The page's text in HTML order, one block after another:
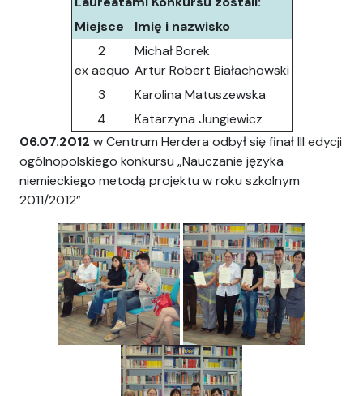
Miejsce
Imię i nazwisko
2
ex aequo
Michał Borek
Artur Robert Białachowski
3
Karolina Matuszewska
4
Katarzyna Jungiewicz
06.07.2012 w Centrum Herdera odbył się finał III edycji
ogólnopolskiego konkursu „Nauczanie języka
niemieckiego metodą projektu w roku szkolnym
2011/2012”